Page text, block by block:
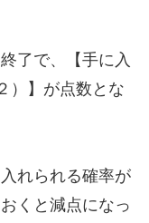
了で、【手に入
）】が点数とな
れられる確率が
くと減点になっ